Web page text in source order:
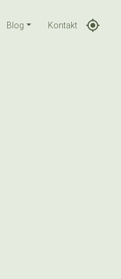
Blog Kontakt gps_fixed